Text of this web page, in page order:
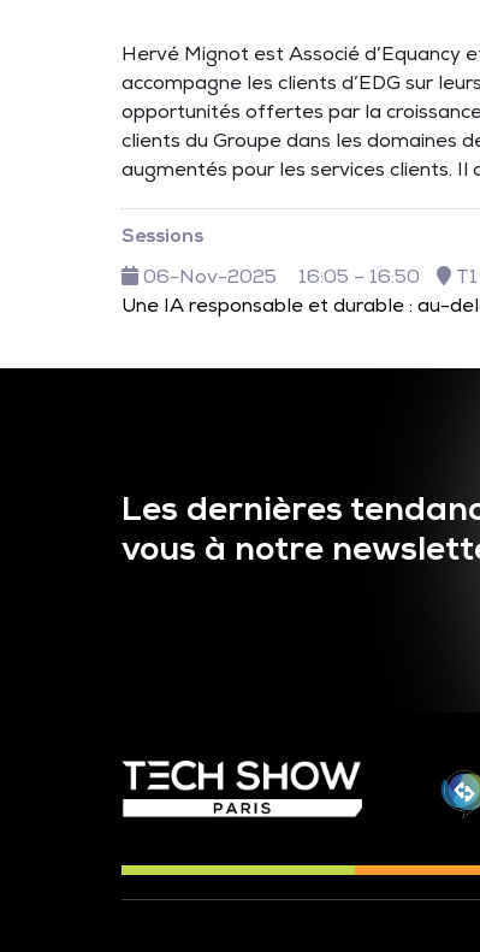
Hervé Mignot est Associé d’Equancy
accompagne les clients d’EDG sur
opportunités offertes par la
clients du Groupe dans les domaines
augmentés pour les services clients. Il
Sessions
06-Nov-2025
16:05 – 16:50
T1
Une IA responsable et durable : au-
Les dernières
vous à notre